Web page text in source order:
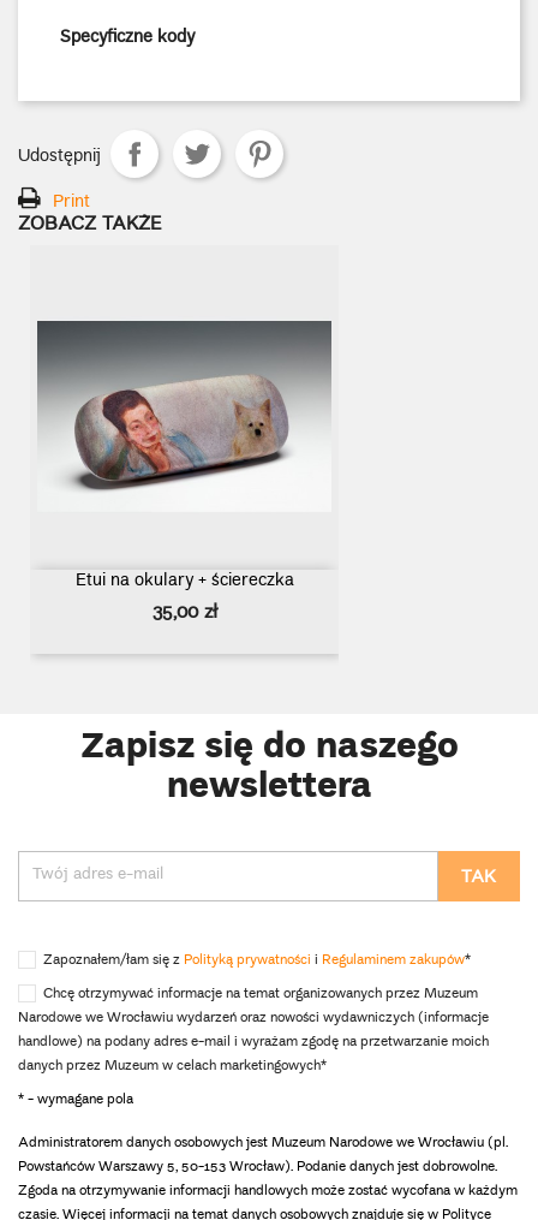
Specyficzne kody
Udostępnij
Print
ZOBACZ TAKŻE
Etui na okulary + ściereczka
Cena
35,00 zł
Zapisz się do naszego
newslettera
Zapoznałem/łam się z Polityką prywatności i Regulaminem zakupów*
Chcę otrzymywać informacje na temat organizowanych przez Muzeum
Narodowe we Wrocławiu wydarzeń oraz nowości wydawniczych (informacje
handlowe) na podany adres e-mail i wyrażam zgodę na przetwarzanie moich
danych przez Muzeum w celach marketingowych*
* - wymagane pola
Administratorem danych osobowych jest Muzeum Narodowe we Wrocławiu (pl.
Powstańców Warszawy 5, 50-153 Wrocław). Podanie danych jest dobrowolne.
Zgoda na otrzymywanie informacji handlowych może zostać wycofana w każdym
czasie. Więcej informacji na temat danych osobowych znajduje się w Polityce